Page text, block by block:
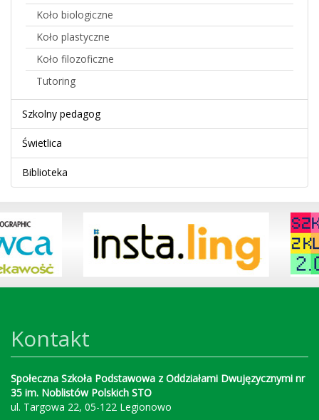
Koło biologiczne
Koło plastyczne
Koło filozoficzne
Tutoring
Szkolny pedagog
Świetlica
Biblioteka
Kontakt
Społeczna Szkoła Podstawowa z Oddziałami Dwujęzycznymi nr
35 im. Noblistów Polskich STO
ul. Targowa 22, 05-122 Legionowo